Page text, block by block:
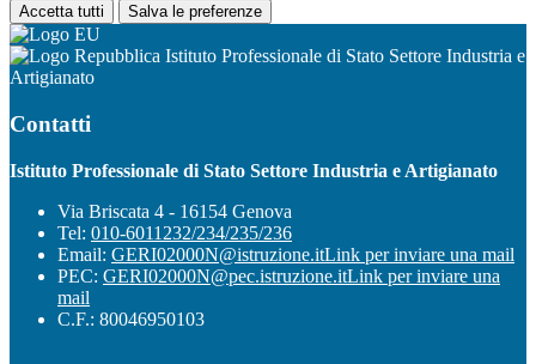
Accetta tutti Salva le preferenze
Istituto Professionale di Stato Settore Industria e
Artigianato
Contatti
Istituto Professionale di Stato Settore Industria e Artigianato
Via Briscata 4 - 16154 Genova
Tel: 010-6011232/234/235/236
Email: GERI02000N@istruzione.itLink per inviare una mail
PEC: GERI02000N@pec.istruzione.itLink per inviare una
mail
C.F.: 80046950103